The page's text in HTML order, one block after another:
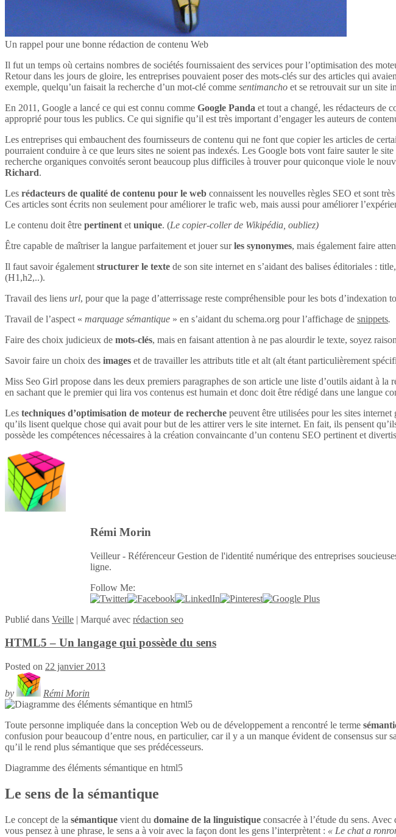
Un rappel pour une bonne rédaction de contenu Web
Il fut un temps où certains nombres de sociétés fournissaient des services pour l’optimisation des
Retour dans les jours de gloire, les entreprises pouvaient poser des mots-clés sur des articles qui
exemple, quelqu’un faisait la recherche d’un mot-clé comme sentimancho et se retrouvait sur un site
En 2011, Google a lancé ce qui est connu comme Google Panda et tout a changé, les rédacteurs de
approprié pour tous les publics. Ce qui signifie qu’il est très important d’engager les auteurs de
Les entreprises qui embauchent des fournisseurs de contenu qui ne font que copier les articles de
pourraient conduire à ce que leurs sites ne soient pas indexés. Les Google bots vont faire sauter le
recherche organiques convoités seront beaucoup plus difficiles à trouver pour quiconque viole le
Richard.
Les rédacteurs de qualité de contenu pour le web connaissent les nouvelles règles SEO et sont
Ces articles sont écrits non seulement pour améliorer le trafic web, mais aussi pour améliorer
Le contenu doit être pertinent et unique. (Le copier-coller de Wikipédia, oubliez)
Être capable de maîtriser la langue parfaitement et jouer surles synonymes, mais également faire
Il faut savoir également structurer le texte de son site internet en s’aidant des balises éditoriales :
(H1,h2,..).
Travail des liens url, pour que la page d’atterrissage reste compréhensible pour les bots d’indexation
Travail de l’aspect « marquage sémantique » en s’aidant du schema.org pour l’affichage de snippets.
Faire des choix judicieux de mots-clés, mais en faisant attention à ne pas alourdir le texte, soyez
Savoir faire un choix des images et de travailler les attributs title et alt (alt étant particulièrement
Miss Seo Girl propose dans les deux premiers paragraphes de son article une liste d’outils aidant à
en sachant que le premier qui lira vos contenus est humain et donc doit être rédigé dans une langue
Les techniques d’optimisation de moteur de recherche peuvent être utilisées pour les sites
qu’ils lisent quelque chose qui avait pour but de les attirer vers le site internet. En fait, ils pensent
possède les compétences nécessaires à la création convaincante d’un contenu SEO pertinent et
Rémi Morin
Veilleur - Référenceur Gestion de l'identité numérique des entreprises
ligne.
Follow Me:
Publié dans Veille | Marqué avec rédaction seo
HTML5 – Un langage qui possède du sens
Posted on 22 janvier 2013
by Rémi Morin
Toute personne impliquée dans la conception Web ou de développement a rencontré le terme
confusion pour beaucoup d’entre nous, en particulier, car il y a un manque évident de consensus
qu’il le rend plus sémantique que ses prédécesseurs.
Diagramme des éléments sémantique en html5
Le sens de la sémantique
Le concept de la sémantique vient du domaine de la linguistique consacrée à l’étude du sens.
vous pensez à une phrase, le sens a à voir avec la façon dont les gens l’interprètent : « Le chat a